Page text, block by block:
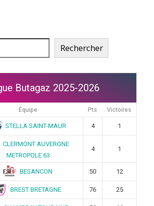
Rechercher
Butagaz 2025-2026
Équipe Pts Victoires
STELLA SAINT-MAUR 4 1
CLERMONT AUVERGNE
METROPOLE 63
4 1
BESANCON 50 12
BREST BRETAGNE 76 25